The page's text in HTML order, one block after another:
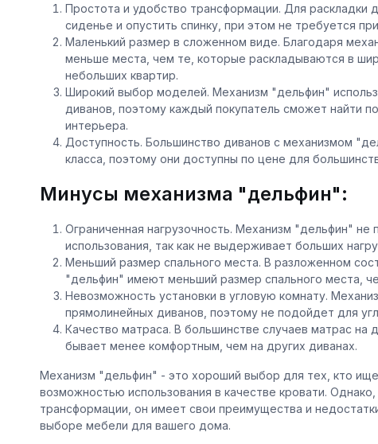
Простота и удобство трансформации. Для раскладки
сиденье и опустить спинку, при этом не требуется
Маленький размер в сложенном виде. Благодаря
меньше места, чем те, которые раскладываются в
небольших квартир.
Широкий выбор моделей. Механизм "дельфин"
диванов, поэтому каждый покупатель сможет найти
интерьера.
Доступность. Большинство диванов с механизмом
класса, поэтому они доступны по цене для
Минусы механизма "дельфин":
Ограниченная нагрузочность. Механизм "дельфин"
использования, так как не выдерживает больших
Меньший размер спального места. В разложенном
"дельфин" имеют меньший размер спального места,
Невозможность установки в угловую комнату.
прямолинейных диванов, поэтому не подойдет для
Качество матраса. В большинстве случаев матрас на
бывает менее комфортным, чем на других диванах.
Механизм "дельфин" - это хороший выбор для тех, кто
возможностью использования в качестве кровати.
трансформации, он имеет свои преимущества и
выборе мебели для вашего дома.